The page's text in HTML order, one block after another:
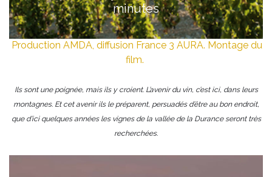
minutes
Production AMDA, diffusion France 3 AURA. Montage du
film.
Ils sont une poignée, mais ils y croient. L’avenir du vin, c’est ici, dans leurs
montagnes. Et cet avenir ils le préparent, persuadés d’être au bon endroit,
que d’ici quelques années les vignes de la vallée de la Durance seront très
recherchées.